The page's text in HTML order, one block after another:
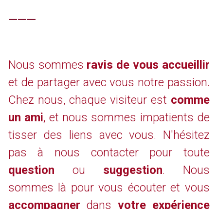
Nous sommes ravis de vous accueillir
et de partager avec vous notre passion.
Chez nous, chaque visiteur est comme
un ami, et nous sommes impatients de
tisser des liens avec vous. N'hésitez
question ou suggestion. Nous
accompagner dans votre expérience